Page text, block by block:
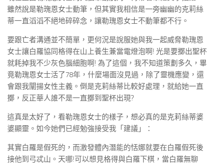
雖然說是勒瑰恩女士動筆，但其實我相信是一旁幽幽的克莉絲
蒂一直滔滔不絕地碎碎念，讓勒瑰恩女士不動筆都不行。
要跟亡者溝通並不簡單，更何況是說服她與我一起威脅勒瑰恩
女士讓白羅協同格得在山上養生兼當電燈泡啊! 光是要擲出聖杯
就耗掉我不少灰色腦細胞啊! 為了這個，我不知道策劃多久，畢
竟勒瑰恩女士活了78年，什麼場面沒見過，除了靈機應變，還
會跟我闡揚女性主義。倒是克莉絲蒂比較好處理，就給她一直
擲，反正華人誰不是一直擲到聖杯出現?
這真是太好了，看勒瑰恩女士的樣子，想必真的是克莉絲蒂婆
婆顯靈。如今她們已經勉強接受我「建議」：
其實白羅是假死的，而激發體內潛能的恬娜就要在白羅假死後
接他到弓忒山。天哪!可以想見格得與白羅下棋，當白羅無聊